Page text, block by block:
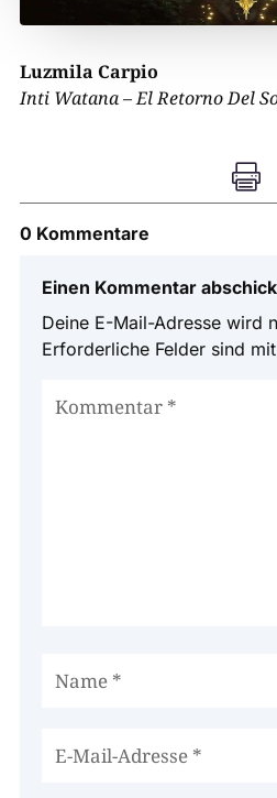
Luzmila Carpio
Inti Watana – El Retorno Del

0 Kommentare
Einen Kommentar
Deine E-Mail-Adresse wird
Erforderliche Felder sind mit